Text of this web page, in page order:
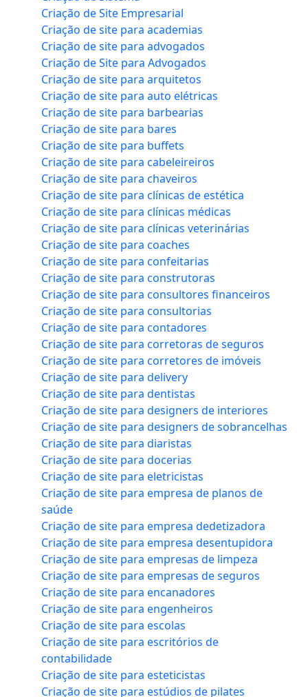
Criação de Site Empresarial
Criação de site para academias
Criação de site para advogados
Criação de Site para Advogados
Criação de site para arquitetos
Criação de site para auto elétricas
Criação de site para barbearias
Criação de site para bares
Criação de site para buffets
Criação de site para cabeleireiros
Criação de site para chaveiros
Criação de site para clínicas de estética
Criação de site para clínicas médicas
Criação de site para clínicas veterinárias
Criação de site para coaches
Criação de site para confeitarias
Criação de site para construtoras
Criação de site para consultores financeiros
Criação de site para consultorias
Criação de site para contadores
Criação de site para corretoras de seguros
Criação de site para corretores de imóveis
Criação de site para delivery
Criação de site para dentistas
Criação de site para designers de interiores
Criação de site para designers de sobrancelhas
Criação de site para diaristas
Criação de site para docerias
Criação de site para eletricistas
Criação de site para empresa de planos de
saúde
Criação de site para empresa dedetizadora
Criação de site para empresa desentupidora
Criação de site para empresas de limpeza
Criação de site para empresas de seguros
Criação de site para encanadores
Criação de site para engenheiros
Criação de site para escolas
Criação de site para escritórios de
contabilidade
Criação de site para esteticistas
Criação de site para estúdios de pilates